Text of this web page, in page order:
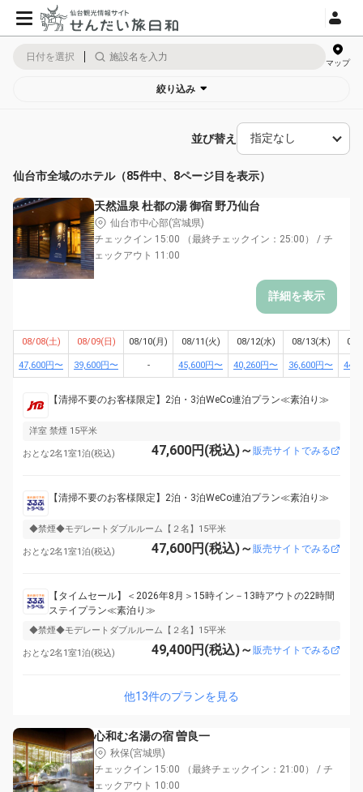
日付を選択
マップ
絞り込み
並び替え
仙台市全域のホテル（85件中、8ページ目を表示）
天然温泉 杜都の湯 御宿 野乃仙台
仙台市中心部(宮城県)
チェックイン 15:00 （最終チェックイン：25:00） / チ
ェックアウト 11:00
詳細を表示
08/08(土) 08/09(日) 08/10(月) 08/11(火) 08/12(水) 08/13(木) 08/
47,600円〜 39,600円〜 - 45,600円〜 40,260円〜 36,600円〜
【清掃不要のお客様限定】2泊・3泊WeCo連泊プラン≪素泊り≫
洋室 禁煙 15平米
おとな2名1室1泊(税込) 47,600円(税込)～販売サイトでみる
【清掃不要のお客様限定】2泊・3泊WeCo連泊プラン≪素泊り≫
◆禁煙◆モデレートダブルルーム【２名】15平米
おとな2名1室1泊(税込) 47,600円(税込)～販売サイトでみる
【タイムセール】＜2026年8月＞15時イン－13時アウトの22時間
ステイプラン≪素泊り≫
◆禁煙◆モデレートダブルルーム【２名】15平米
おとな2名1室1泊(税込) 49,400円(税込)～販売サイトでみる
他13件のプランを見る
心和む名湯の宿 曽良一
秋保(宮城県)
チェックイン 15:00 （最終チェックイン：21:00） / チ
ェックアウト 10:00